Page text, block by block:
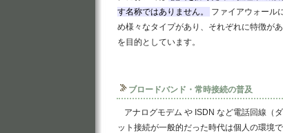
す名称ではありません。
ファイアウォール
め様々なタイプがあり、それぞれに特徴が
を目的としています。
ブロードバンド・常時接続の普及
アナログモデム や ISDN など電話回線（
ット接続が一般的だった時代は個人の環境